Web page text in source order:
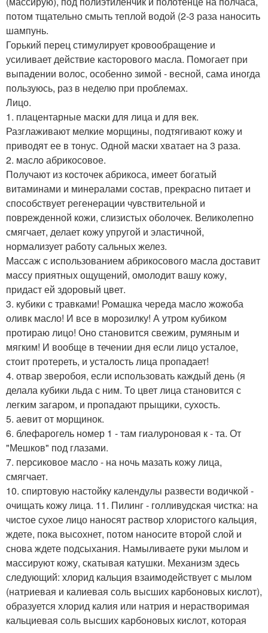
потом тщательно смыть теплой водой (2-3 раза наносить
шампунь.
Горький перец стимулирует кровообращение и
усиливает действие касторового масла. Помогает при
выпадении волос, особенно зимой - весной, сама иногда
пользуюсь, раз в неделю при проблемах.
Лицо.
1. плацентарные маски для лица и для век.
Разглаживают мелкие морщины, подтягивают кожу и
приводят ее в тонус. Одной маски хватает на 3 раза.
2. масло абрикосовое.
Получают из косточек абрикоса, имеет богатый
витаминами и минералами состав, прекрасно питает и
способствует регенерации чувствительной и
поврежденной кожи, слизистых оболочек. Великолепно
смягчает, делает кожу упругой и эластичной,
нормализует работу сальных желез.
Массаж с использованием абрикосового масла доставит
массу приятных ощущений, омолодит вашу кожу,
придаст ей здоровый цвет.
3. кубики с травками! Ромашка череда масло жожоба
оливк масло! И все в морозилку! А утром кубиком
протираю лицо! Оно становится свежим, румяным и
мягким! И вообще в течении дня если лицо усталое,
стоит протереть, и усталость лица пропадает!
4. отвар зверобоя, если использовать каждый день (я
делала кубики льда с ним. То цвет лица становится с
легким загаром, и пропадают прыщики, сухость.
5. аевит от морщинок.
6. блефарогель номер 1 - там гиалуроновая к - та. От
"Мешков" под глазами.
7. персиковое масло - на ночь мазать кожу лица,
смягчает.
10. спиртовую настойку календулы развести водичкой -
очищать кожу лица. 11. Пилинг - голливудская чистка: на
чистое сухое лицо наносят раствор хлористого кальция,
ждете, пока высохнет, потом наносите второй слой и
снова ждете подсыхания. Намыливаете руки мылом и
массируют кожу, скатывая катушки. Механизм здесь
следующий: хлорид кальция взаимодействует с мылом
(натриевая и калиевая соль высших карбоновых кислот),
образуется хлорид калия или натрия и нерастворимая
кальциевая соль высших карбоновых кислот, которая